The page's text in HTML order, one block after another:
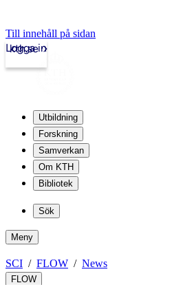
Till innehåll på sidan
kth.se
Logga in
Utbildning
Forskning
Samverkan
Om KTH
Bibliotek
Sök
Meny
SCI FLOW News
FLOW